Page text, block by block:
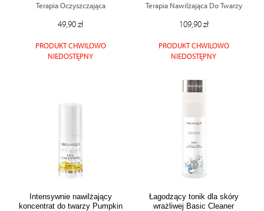
Terapia Oczyszczająca
49,90 zł
PRODUKT CHWILOWO
NIEDOSTĘPNY
Terapia Nawilżająca Do Twarzy
109,90 zł
PRODUKT CHWILOWO
NIEDOSTĘPNY
Intensywnie nawilżający
koncentrat do twarzy Pumpkin
Łagodzący tonik dla skóry
wrażliwej Basic Cleaner